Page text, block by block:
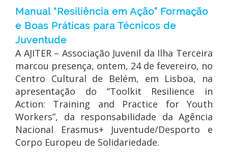
Manual “Resiliência em Ação” Formação
e Boas Práticas para Técnicos de
Juventude
A AJITER – Associação Juvenil da Ilha Terceira
marcou presença, ontem, 24 de fevereiro, no
Centro Cultural de Belém, em Lisboa, na
apresentação do “Toolkit Resilience in
Action: Training and Practice for Youth
Workers”, da responsabilidade da Agência
Nacional Erasmus+ Juventude/Desporto e
Corpo Europeu de Solidariedade.